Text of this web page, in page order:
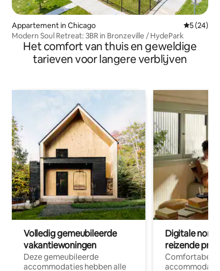
Appartement in Chicago
5 (24)
Modern Soul Retreat: 3BR in Bronzeville / HydePark
Het comfort van thuis en geweldige
tarieven voor langere verblijven
Volledig gemeubileerde
vakantiewoningen
Deze gemeubileerde
accommodaties hebben alle
Digitale
reizende
Comfortabele